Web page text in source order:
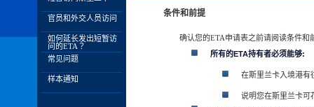
官员和外交人员访问
如何延长发出短暂访
问的ETA？
常见问题
样本通知
条件和前提
确认您的ETA申请表之前请阅读条件和
所有的ETA持有者必须能够:
在斯里兰卡入境港有
说明您在斯里兰卡可